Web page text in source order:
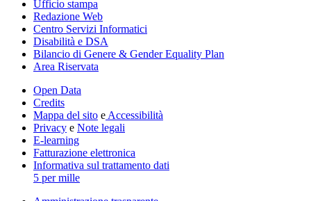
Ufficio stampa
Redazione Web
Centro Servizi Informatici
Disabilità e DSA
Bilancio di Genere & Gender Equality Plan
Area Riservata
Open Data
Credits
Mappa del sito e Accessibilità
Privacy e Note legali
E-learning
Fatturazione elettronica
Informativa sul trattamento dati
5 per mille